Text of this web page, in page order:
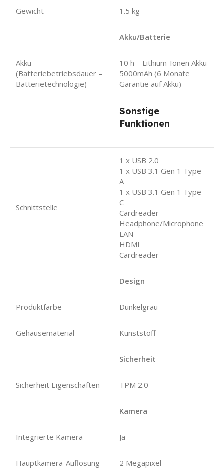
Gewicht 1.5 kg
Akku/Batterie
Akku
(Batteriebetriebsdauer –
Batterietechnologie)
10 h – Lithium-Ionen Akku
5000mAh (6 Monate
Garantie auf Akku)
Sonstige
Funktionen
Schnittstelle
1 x USB 2.0
1 x USB 3.1 Gen 1 Type-
A
1 x USB 3.1 Gen 1 Type-
C
Cardreader
Headphone/Microphone
LAN
HDMI
Cardreader
Design
Produktfarbe Dunkelgrau
Gehäusematerial Kunststoff
Sicherheit
Sicherheit Eigenschaften TPM 2.0
Kamera
Integrierte Kamera Ja
Hauptkamera-Auflösung 2 Megapixel